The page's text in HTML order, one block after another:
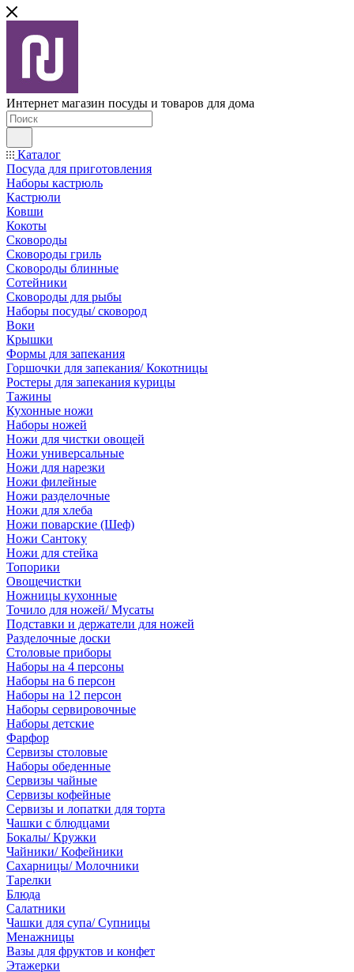
Интернет магазин посуды и товаров для дома
Каталог
Посуда для приготовления
Наборы кастрюль
Кастрюли
Ковши
Кокоты
Сковороды
Сковороды гриль
Сковороды блинные
Сотейники
Сковороды для рыбы
Наборы посуды/ сковород
Воки
Крышки
Формы для запекания
Горшочки для запекания/ Кокотницы
Ростеры для запекания курицы
Тажины
Кухонные ножи
Наборы ножей
Ножи для чистки овощей
Ножи универсальные
Ножи для нарезки
Ножи филейные
Ножи разделочные
Ножи для хлеба
Ножи поварские (Шеф)
Ножи Сантоку
Ножи для стейка
Топорики
Овощечистки
Ножницы кухонные
Точило для ножей/ Мусаты
Подставки и держатели для ножей
Разделочные доски
Столовые приборы
Наборы на 4 персоны
Наборы на 6 персон
Наборы на 12 персон
Наборы сервировочные
Наборы детские
Фарфор
Сервизы столовые
Наборы обеденные
Сервизы чайные
Сервизы кофейные
Сервизы и лопатки для торта
Чашки с блюдцами
Бокалы/ Кружки
Чайники/ Кофейники
Сахарницы/ Молочники
Тарелки
Блюда
Салатники
Чашки для супа/ Супницы
Менажницы
Вазы для фруктов и конфет
Этажерки